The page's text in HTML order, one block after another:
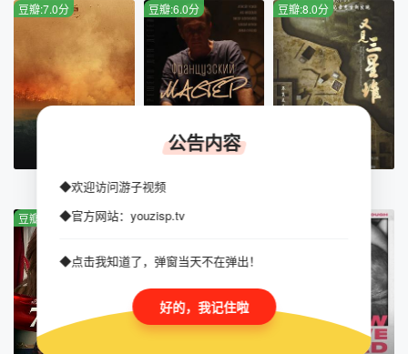
豆瓣:7.0分
烈火天堂
HD
豆瓣:6.0分 豆瓣:8.0分
豆瓣:2.0分 豆瓣:3.0分
公告内容
◆欢迎访问游子视频
◆官方网站：youzisp.tv
◆点击我知道了，弹窗当天不在弹出！
好的，我记住啦